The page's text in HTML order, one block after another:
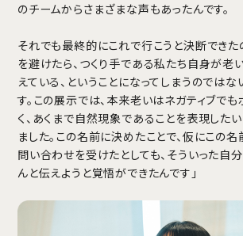
のチームからさまざまな声もあったんです。
それでも最終的にこれで行こうと決断できた
を避けたら、つくり手である私たち自身が老
えている、ということになってしまうのでは
す。この展示では、本来老いはネガティブでも
く、あくまで自然現象であることを表現した
ました。この名前に決めたことで、仮にこの
問い合わせを受けたとしても、そういった自
んと伝えようと覚悟ができたんです」